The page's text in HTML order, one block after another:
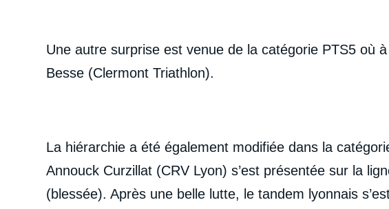
Une autre surprise est venue de la catégorie PTS5 où
Besse (Clermont Triathlon).
La hiérarchie a été également modifiée dans la
Annouck Curzillat (CRV Lyon) s’est présentée sur la
(blessée). Après une belle lutte, le tandem lyonnais